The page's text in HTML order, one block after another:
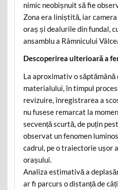
nimic neobișnuit să fie
Zona era liniștită, iar
oraș și dealurile din fundal,
ansamblu a Râmnicului
Descoperirea ulterioară a
La aproximativ o săptămână
materialului, în timpul
revizuire, înregistrarea a
nu fusese remarcat la
secvență scurtă, de puțin
observat un fenomen
cadrul, pe o traiectorie ușor
orașului.
Analiza estimativă a
ar fi parcurs o distanță de